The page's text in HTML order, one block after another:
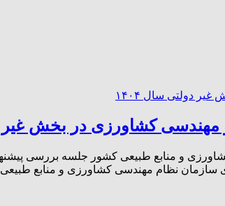
کشاورزی در بخش غیر
و منابع طبیعی کشور جلسه بررسی